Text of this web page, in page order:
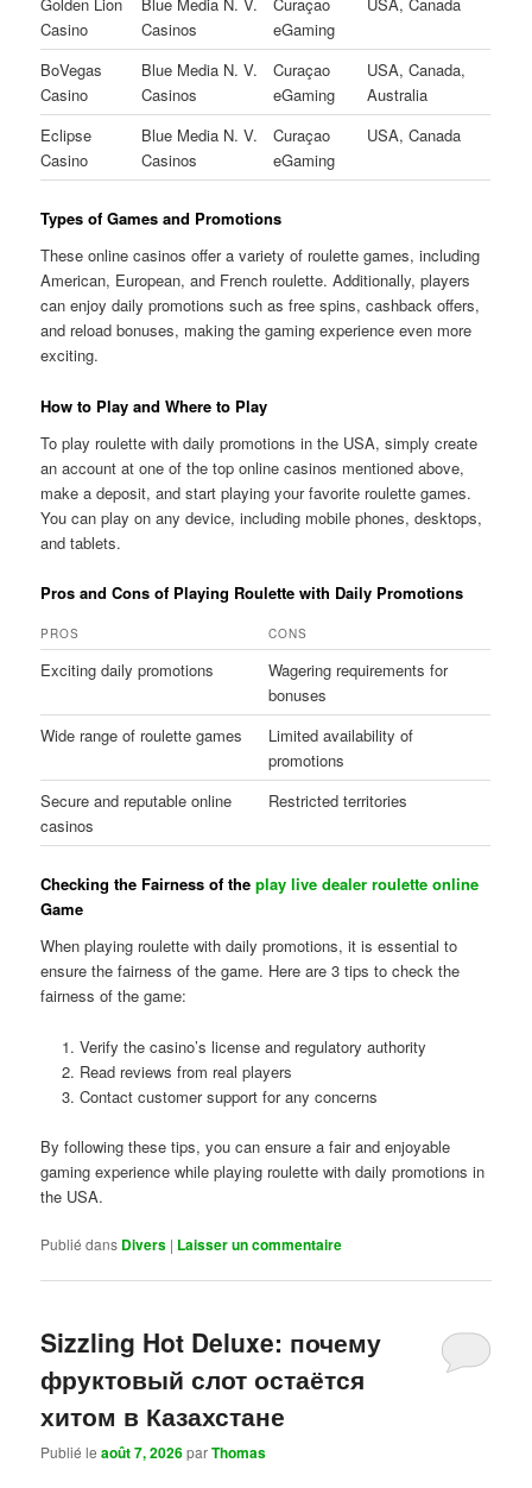
Casino
Casinos
eGaming
BoVegas
Casino
Blue Media N. V.
Casinos
Curaçao
eGaming
USA, Canada,
Australia
Eclipse
Casino
Blue Media N. V.
Casinos
Curaçao
eGaming
USA, Canada
Types of Games and Promotions
These online casinos offer a variety of roulette games, including
American, European, and French roulette. Additionally, players
can enjoy daily promotions such as free spins, cashback offers,
and reload bonuses, making the gaming experience even more
exciting.
How to Play and Where to Play
To play roulette with daily promotions in the USA, simply create
an account at one of the top online casinos mentioned above,
make a deposit, and start playing your favorite roulette games.
You can play on any device, including mobile phones, desktops,
and tablets.
Pros and Cons of Playing Roulette with Daily Promotions
PROS CONS
Exciting daily promotions
Wagering requirements for
bonuses
Wide range of roulette games
Limited availability of
promotions
Secure and reputable online
casinos
Restricted territories
Checking the Fairness of theplay live dealer roulette online
Game
When playing roulette with daily promotions, it is essential to
ensure the fairness of the game. Here are 3 tips to check the
fairness of the game:
Verify the casino’s license and regulatory authority
Read reviews from real players
Contact customer support for any concerns
By following these tips, you can ensure a fair and enjoyable
gaming experience while playing roulette with daily promotions in
the USA.
Publié dans Divers | Laisser un commentaire
Sizzling Hot Deluxe: почему
фруктовый слот остаётся
хитом в Казахстане
Publié leaoût 7, 2026parThomas